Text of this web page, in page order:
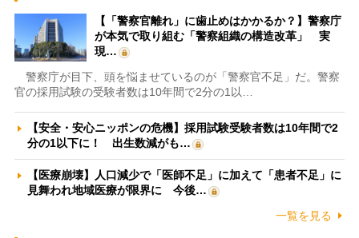
【「警察官離れ」に歯止めはかかるか？】警察庁
が本気で取り組む「警察組織の構造改革」 実
現…
警察庁が目下、頭を悩ませているのが「警察官不足」だ。警察
官の採用試験の受験者数は10年間で2分の1以…
【安全・安心ニッポンの危機】採用試験受験者数は10年間で2
分の1以下に！ 出生数減がも…
【医療崩壊】人口減少で「医師不足」に加えて「患者不足」に
見舞われ地域医療が限界に 今後…
一覧を見る